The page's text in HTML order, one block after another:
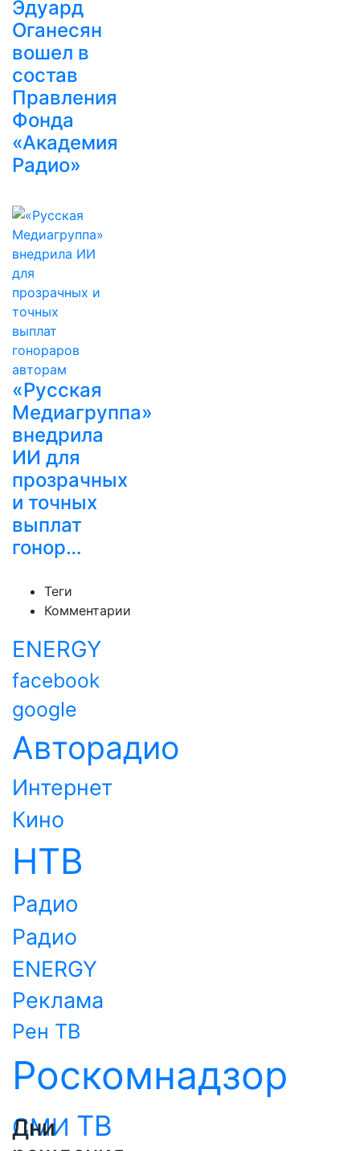
Эдуард
Оганесян
вошел в
состав
Правления
Фонда
«Академия
Радио»
«Русская
Медиагруппа»
внедрила
ИИ для
прозрачных
и точных
выплат
гонор…
Теги
Комментарии
ENERGY
facebook
google
Авторадио
Интернет
Кино
НТВ
Радио
Радио
ENERGY
Реклама
Рен ТВ
Роскомнадзор
СМИ ТВ
Дни